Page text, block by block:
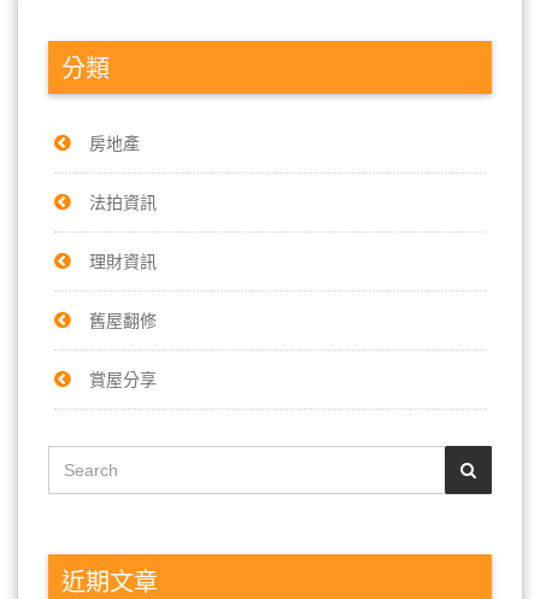
分類
房地產
法拍資訊
理財資訊
舊屋翻修
賞屋分享
近期文章